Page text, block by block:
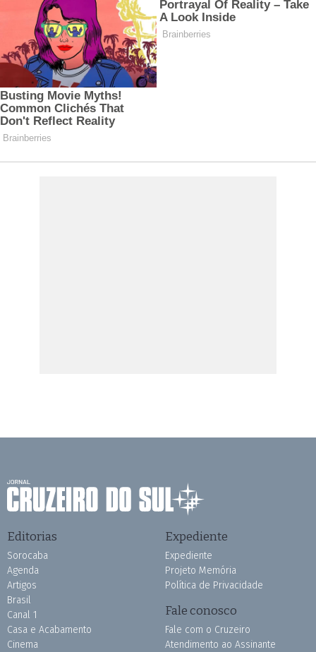
Editorias
Sorocaba
Agenda
Artigos
Brasil
Canal 1
Casa e Acabamento
Cinema
Expediente
Expediente
Projeto Memória
Política de Privacidade
Fale conosco
Fale com o Cruzeiro
Atendimento ao Assinante